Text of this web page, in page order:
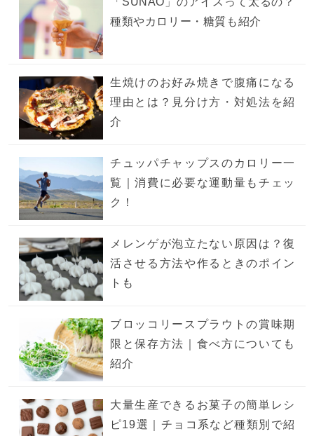
種類やカロリー・糖質も紹介
生焼けのお好み焼きで腹痛になる
理由とは？見分け方・対処法を紹
介
チュッパチャップスのカロリー一
覧｜消費に必要な運動量もチェッ
ク！
メレンゲが泡立たない原因は？復
活させる方法や作るときのポイン
トも
ブロッコリースプラウトの賞味期
限と保存方法｜食べ方についても
紹介
大量生産できるお菓子の簡単レシ
ピ19選｜チョコ系など種類別で紹